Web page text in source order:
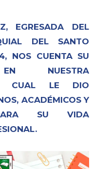
EGRESADA DEL
DEL SANTO
NOS CUENTA SU
EN NUESTRA
CUAL LE DIO
ACADÉMICOS Y
PARA SU VIDA